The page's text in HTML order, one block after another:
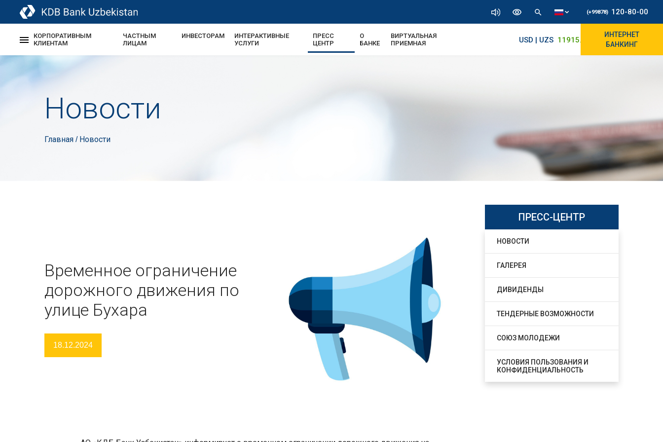
(+99878) 120-80-00
КОРПОРАТИВНЫМ
КЛИЕНТАМ
ЧАСТНЫМ
ЛИЦАМ
ИНВЕСТОРАМ
ИНТЕРАКТИВНЫЕ
УСЛУГИ
ПРЕСС
ЦЕНТР
О
БАНКЕ
ВИРТУАЛЬНАЯ
ПРИЕМНАЯ
USD | UZS 11915.64 11890/12010
ИНТЕРНЕТ
БАНКИНГ
Новости
Главная / Новости
Временное ограничение
дорожного движения по
улице Бухара
18.12.2024
ПРЕСС-ЦЕНТР
НОВОСТИ
ГАЛЕРЕЯ
ДИВИДЕНДЫ
ТЕНДЕРНЫЕ ВОЗМОЖНОСТИ
СОЮЗ МОЛОДЕЖИ
УСЛОВИЯ ПОЛЬЗОВАНИЯ И
КОНФИДЕНЦИАЛЬНОСТЬ